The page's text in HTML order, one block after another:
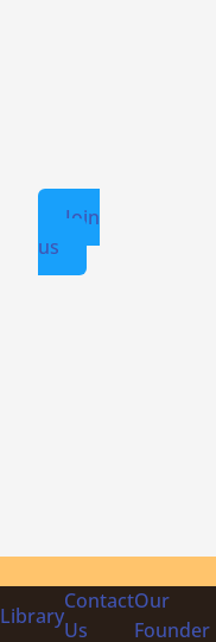
Join
us
Library
Contact
Us
Our
Founder